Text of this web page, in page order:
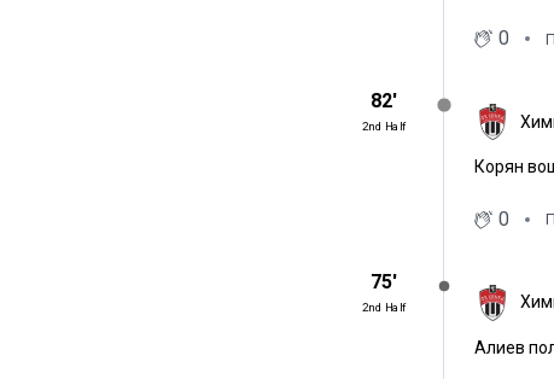
0
82′
2nd Half
Корян
0
75′
2nd Half
Алиев